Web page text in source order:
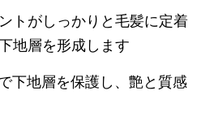
トがしっかりと毛髪に定着
地層を形成します
下地層を保護し、艶と質感